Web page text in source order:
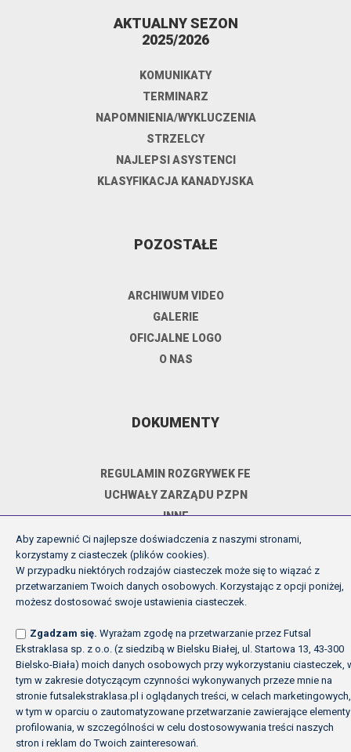
AKTUALNY SEZON
2025/2026
KOMUNIKATY
TERMINARZ
NAPOMNIENIA/WYKLUCZENIA
STRZELCY
NAJLEPSI ASYSTENCI
KLASYFIKACJA KANADYJSKA
POZOSTAŁE
ARCHIWUM VIDEO
GALERIE
OFICJALNE LOGO
O NAS
DOKUMENTY
REGULAMIN ROZGRYWEK FE
UCHWAŁY ZARZĄDU PZPN
INNE
POLITYKA PRYWATNOŚCI
Copyright (c) Futsal Ekstraklasa 2026
Aby zapewnić Ci najlepsze doświadczenia z naszymi stronami,
korzystamy z ciasteczek (plików cookies).
W przypadku niektórych rodzajów ciasteczek może się to wiązać z
przetwarzaniem Twoich danych osobowych. Korzystając z opcji poniżej,
możesz dostosować swoje ustawienia ciasteczek.
Zgadzam się. Wyrażam zgodę na przetwarzanie przez Futsal
Ekstraklasa sp. z o.o. (z siedzibą w Bielsku Białej, ul. Startowa 13, 43-300
Bielsko-Biała) moich danych osobowych przy wykorzystaniu ciasteczek,
tym w zakresie dotyczącym czynności wykonywanych przeze mnie na
stronie futsalekstraklasa.pl i oglądanych treści, w celach marketingowych,
w tym w oparciu o zautomatyzowane przetwarzanie zawierające elementy
profilowania, w szczególności w celu dostosowywania treści naszych
stron i reklam do Twoich zainteresowań.